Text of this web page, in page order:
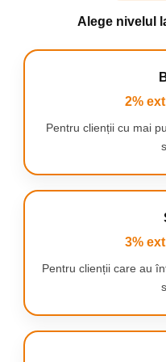
SIMPLU SI
Peria este
introduceti capul si
curatarea. Dupa curatare,
sub jet de apa pentru a
Alege nivelul
2%
Pentru clienții cu mai
3%
Pentru clienții care au